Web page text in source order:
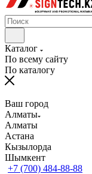
Каталог
По всему сайту
По каталогу
Ваш город
Алматы
Алматы
Астана
Кызылорда
Шымкент
+7 (700) 484-88-88